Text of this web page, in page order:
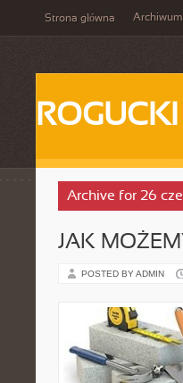
Strona główna Archiwum
ROGUCKI
Archive for 26
JAK
POSTED BY ADMIN